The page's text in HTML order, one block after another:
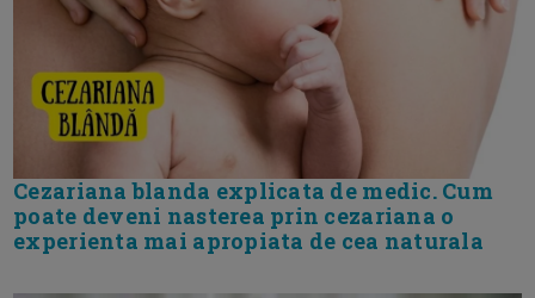
Cezariana blanda explicata de medic. Cum
poate deveni nasterea prin cezariana o
experienta mai apropiata de cea naturala